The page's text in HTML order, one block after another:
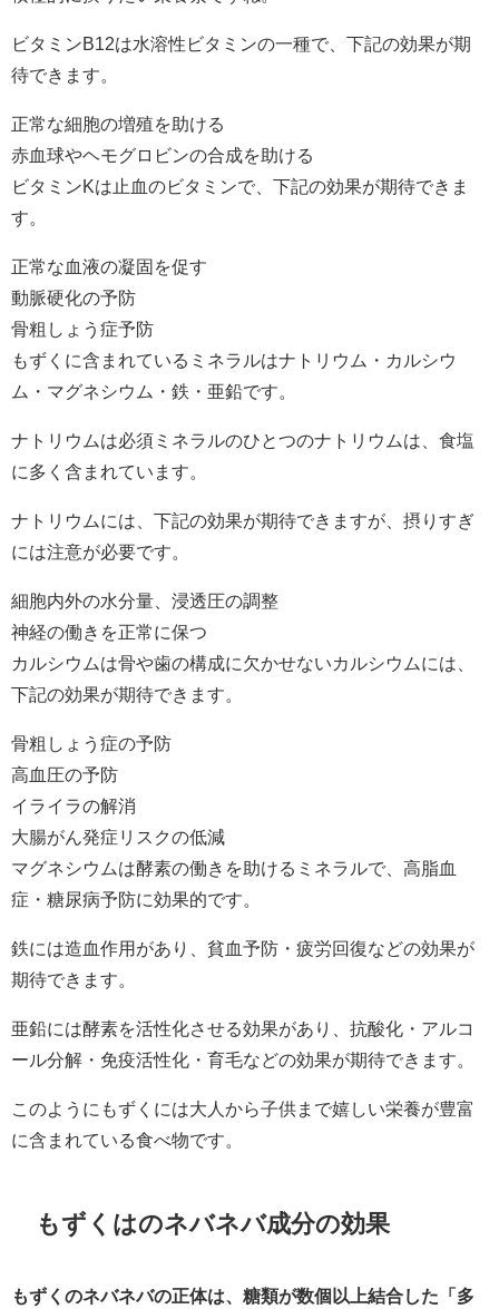
ビタミンB12は水溶性ビタミンの一種で、下記の効果が期
待できます。
正常な細胞の増殖を助ける
赤血球やヘモグロビンの合成を助ける
ビタミンKは止血のビタミンで、下記の効果が期待できま
す。
正常な血液の凝固を促す
動脈硬化の予防
骨粗しょう症予防
もずくに含まれているミネラルはナトリウム・カルシウ
ム・マグネシウム・鉄・亜鉛です。
ナトリウムは必須ミネラルのひとつのナトリウムは、食塩
に多く含まれています。
ナトリウムには、下記の効果が期待できますが、摂りすぎ
には注意が必要です。
細胞内外の水分量、浸透圧の調整
神経の働きを正常に保つ
カルシウムは骨や歯の構成に欠かせないカルシウムには、
下記の効果が期待できます。
骨粗しょう症の予防
高血圧の予防
イライラの解消
大腸がん発症リスクの低減
マグネシウムは酵素の働きを助けるミネラルで、高脂血
症・糖尿病予防に効果的です。
鉄には造血作用があり、貧血予防・疲労回復などの効果が
期待できます。
亜鉛には酵素を活性化させる効果があり、抗酸化・アルコ
ール分解・免疫活性化・育毛などの効果が期待できます。
このようにもずくには大人から子供まで嬉しい栄養が豊富
に含まれている食べ物です。
もずくはのネバネバ成分の効果
もずくのネバネバの正体は、糖類が数個以上結合した「多